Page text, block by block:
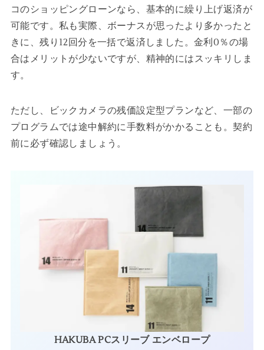
コのショッピングローンなら、基本的に繰り上げ返済が
可能です。私も実際、ボーナスが思ったより多かったと
きに、残り12回分を一括で返済しました。金利0％の場
合はメリットが少ないですが、精神的にはスッキリしま
す。
ただし、ビックカメラの残価設定型プランなど、一部の
プログラムでは途中解約に手数料がかかることも。契約
前に必ず確認しましょう。
HAKUBA PCスリーブ エンベロープ